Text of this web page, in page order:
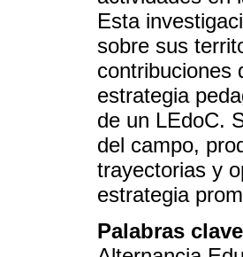
Esta
sobre sus
contribuciones
estrategia
de un LEdoC.
del campo,
trayectorias y
estrategia
Palabras